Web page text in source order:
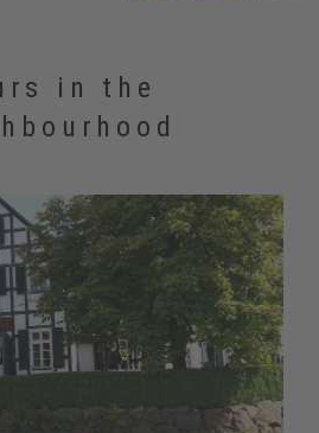
in the